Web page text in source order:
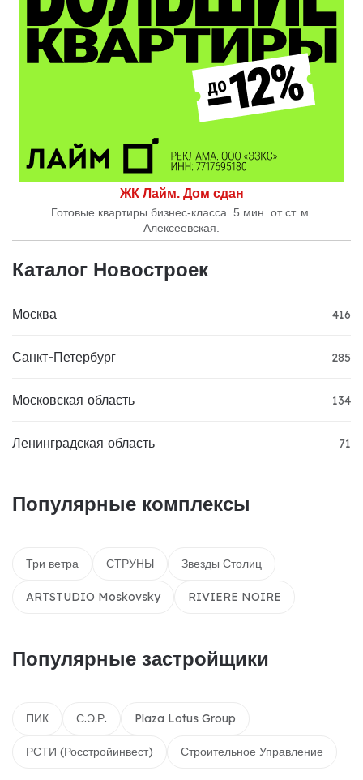
ЖК Лайм. Дом сдан
Готовые квартиры бизнес-класса. 5 мин. от ст. м.
Алексеевская.
Каталог Новостроек
Москва 416
Санкт-Петербург 285
Московская область 134
Ленинградская область 71
Популярные комплексы
Три ветра СТРУНЫ Звезды Столиц
ARTSTUDIO Moskovsky RIVIERE NOIRE
Популярные застройщики
ПИК С.Э.Р. Plaza Lotus Group
РСТИ (Росстройинвест) Строительное Управление